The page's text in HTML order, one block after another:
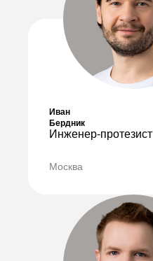
Иван
Бердник
Инженер-протезист
Москва